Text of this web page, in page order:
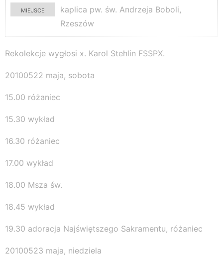
miejsce
kaplica pw. św. Andrzeja Boboli,
Rzeszów
Rekolekcje wygłosi x. Karol Stehlin FSSPX.
20100522 maja, sobota
15.00 różaniec
15.30 wykład
16.30 różaniec
17.00 wykład
18.00 Msza św.
18.45 wykład
19.30 adoracja Najświętszego Sakramentu, różaniec
20100523 maja, niedziela